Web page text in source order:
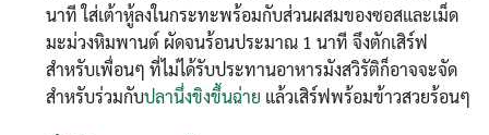
นาที ใส่เต้าหู้ลงในกระทะพร้อมกับส่วนผสมของซอสและเม็ด
มะม่วงหิมพานต์ ผัดจนร้อนประมาณ 1 นาที จึงตักเสิร์ฟ
สำหรับเพื่อนๆ ที่ไม่ได้รับประทานอาหารมังสวิรัติก็อาจจะจัด
สำหรับร่วมกับปลานึ่งขิงขึ้นฉ่าย แล้วเสิร์ฟพร้อมข้าวสวยร้อนๆ